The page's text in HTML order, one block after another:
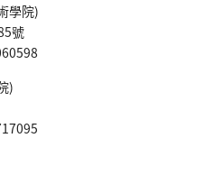
學院)
號
)